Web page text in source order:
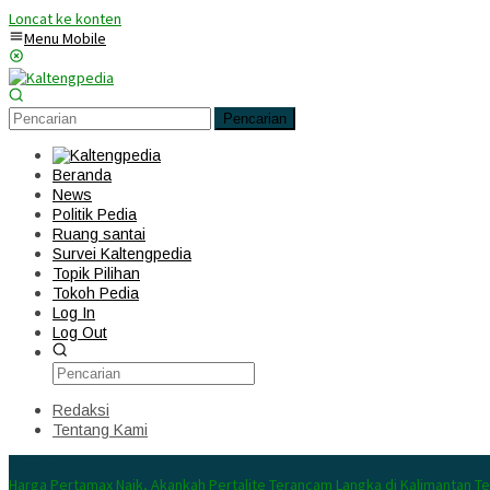
Loncat ke konten
Menu Mobile
Pencarian
Beranda
News
Politik Pedia
Ruang santai
Survei Kaltengpedia
Topik Pilihan
Tokoh Pedia
Log In
Log Out
Redaksi
Tentang Kami
Harga Pertamax Naik, Akankah Pertalite Terancam Langka di Kalimantan